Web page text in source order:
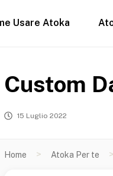
Usare Atoka
Custom
15 Luglio 2022
Home > Atoka Per te >